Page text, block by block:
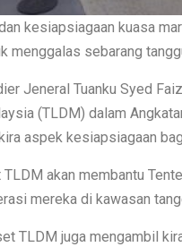
dan kesiapsiagaan kuasa
menggalas sebarang
Jeneral Tuanku Syed
(TLDM) dalam
aspek kesiapsiagaan
akan membantu
mereka di kawasan
TLDM juga mengambil